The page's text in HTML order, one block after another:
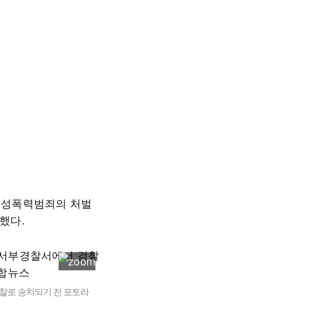
폭력범죄의 처벌
다.
로 송치되기 전 포토라